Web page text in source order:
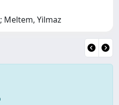
Meltem, Yilmaz